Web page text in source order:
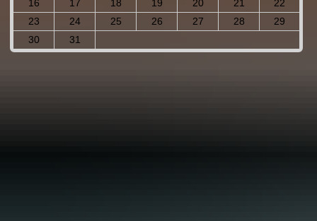
16 17 18 19 20 21
22
23
24 25 26 27 28
29
30
31